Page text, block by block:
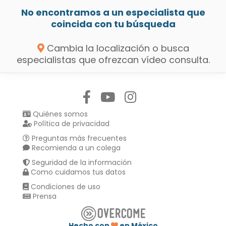
No encontramos a un especialista que
coincida con tu búsqueda
Cambia la localización o busca
especialistas que ofrezcan vídeo consulta.
Quiénes somos
Política de privacidad
Preguntas más frecuentes
Recomienda a un colega
Seguridad de la información
Como cuidamos tus datos
Condiciones de uso
Prensa